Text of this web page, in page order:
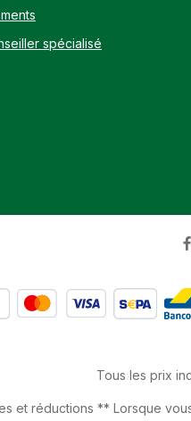
spécialisé
Tous les prix
et réductions ** Lorsque